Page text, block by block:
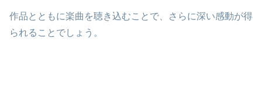
作品とともに楽曲を聴き込むことで、さらに深い感動が得
られることでしょう。